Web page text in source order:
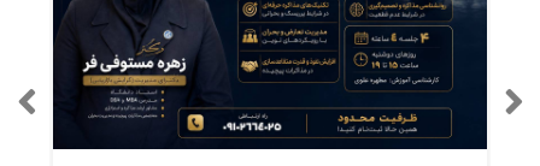
به شما کمک می کند تا برای بحث
های استراتژی ، اصولی را تعیین کنید.
زمانی که به تدوین استراتژی خود